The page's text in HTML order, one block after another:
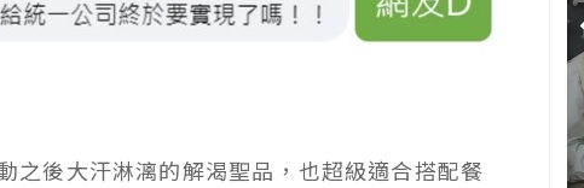
之後大汗淋漓的解渴聖品，也超級適合搭配餐